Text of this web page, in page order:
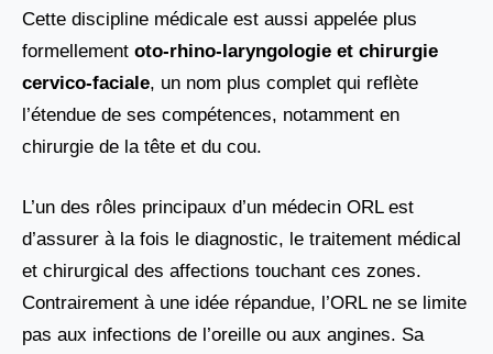
Cette discipline médicale est aussi appelée plus
formellement oto-rhino-laryngologie et chirurgie
cervico-faciale, un nom plus complet qui reflète
l’étendue de ses compétences, notamment en
chirurgie de la tête et du cou.
L’un des rôles principaux d’un médecin ORL est
d’assurer à la fois le diagnostic, le traitement médical
et chirurgical des affections touchant ces zones.
Contrairement à une idée répandue, l’ORL ne se limite
pas aux infections de l’oreille ou aux angines. Sa